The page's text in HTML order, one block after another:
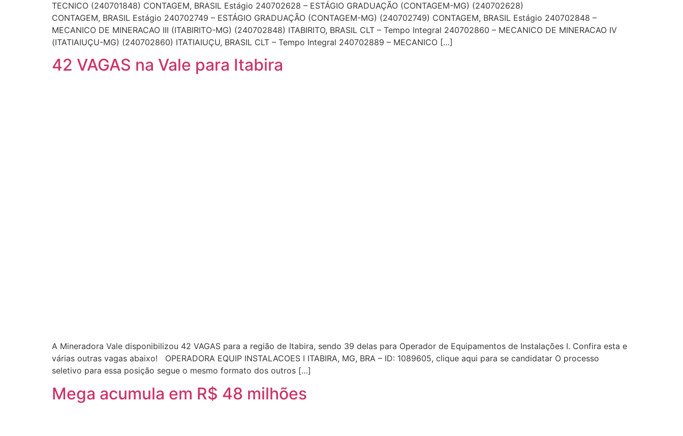
TECNICO (240701848) CONTAGEM, BRASIL Estágio 240702628 – ESTÁGIO GRADUAÇÃO (CONTAGEM-MG) (240702628)
CONTAGEM, BRASIL Estágio 240702749 – ESTÁGIO GRADUAÇÃO (CONTAGEM-MG) (240702749) CONTAGEM, BRASIL Estágio 240702848 –
MECANICO DE MINERACAO III (ITABIRITO-MG) (240702848) ITABIRITO, BRASIL CLT – Tempo Integral 240702860 – MECANICO DE MINERACAO IV
(ITATIAIUÇU-MG) (240702860) ITATIAIUÇU, BRASIL CLT – Tempo Integral 240702889 – MECANICO […]
42 VAGAS na Vale para Itabira
A Mineradora Vale disponibilizou 42 VAGAS para a região de Itabira, sendo 39 delas para Operador de Equipamentos de Instalações I. Confira esta e
várias outras vagas abaixo! OPERADORA EQUIP INSTALACOES I ITABIRA, MG, BRA – ID: 1089605, clique aqui para se candidatar O processo
seletivo para essa posição segue o mesmo formato dos outros […]
Mega acumula em R$ 48 milhões